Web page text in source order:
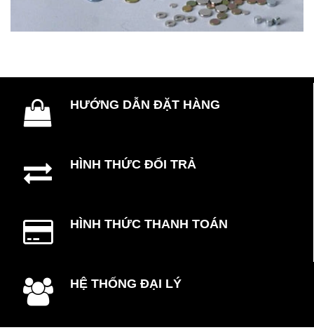
HƯỚNG DẪN ĐẶT HÀNG
HÌNH THỨC ĐỔI TRẢ
HÌNH THỨC THANH TOÁN
HỆ THỐNG ĐẠI LÝ